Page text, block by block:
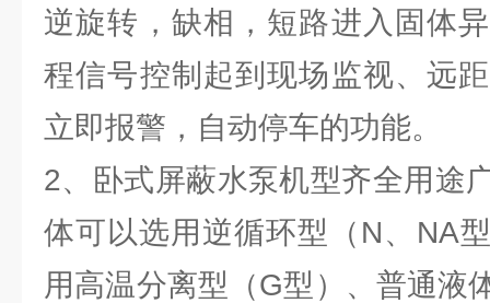
逆旋转，缺相，短路进入固体
程信号控制起到现场监视、远
立即报警，自动停车的功能。
2、卧式屏蔽水泵机型齐全用途
体可以选用逆循环型（N、NA
用高温分离型（G型）、普通液